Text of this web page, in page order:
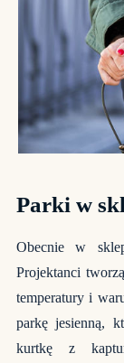
Parki w
Obecnie w
Projektanci
temperatury i
parkę jesienną,
kurtkę z